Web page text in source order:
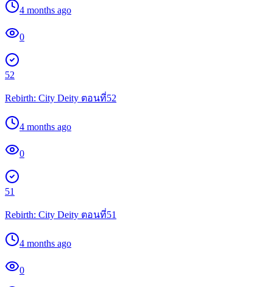
4 months ago
0
52
Rebirth: City Deity ตอนที่52
4 months ago
0
51
Rebirth: City Deity ตอนที่51
4 months ago
0